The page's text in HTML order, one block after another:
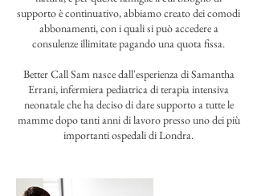
supporto è continuativo, abbiamo creato dei comodi
abbonamenti, con i quali si può accedere a
consulenze illimitate pagando una quota fissa.
Better Call Sam nasce dall'esperienza di Samantha
Errani, infermiera pediatrica di terapia intensiva
neonatale che ha deciso di dare supporto a tutte le
mamme dopo tanti anni di lavoro presso uno dei più
importanti ospedali di Londra.